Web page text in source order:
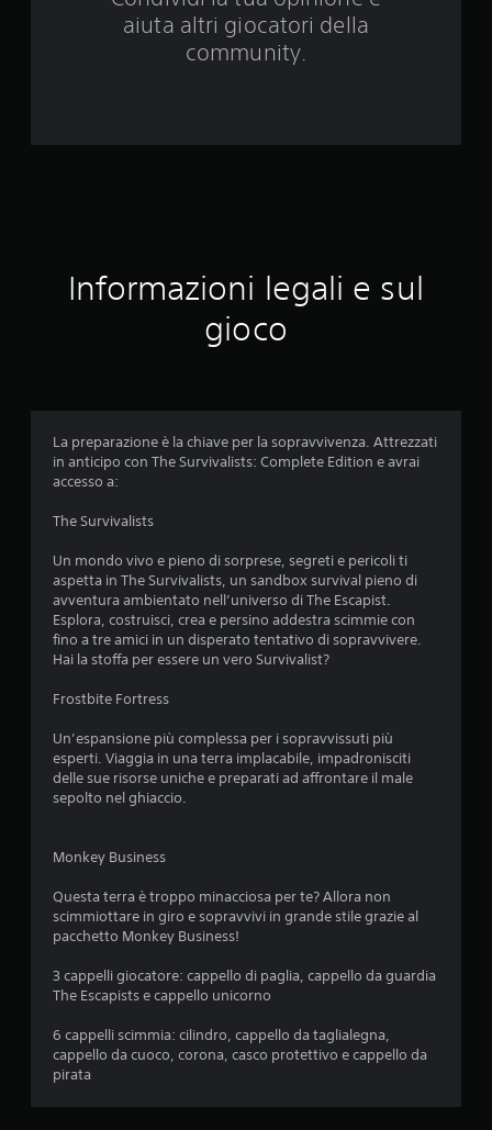
l
a
z
n
i
aiuta altri giocatori della
community.
Informazioni legali e sul
gioco
La preparazione è la chiave per la sopravvivenza. Attrezzati
in anticipo con The Survivalists: Complete Edition e avrai
accesso a:
The Survivalists
Un mondo vivo e pieno di sorprese, segreti e pericoli ti
aspetta in The Survivalists, un sandbox survival pieno di
avventura ambientato nell’universo di The Escapist.
Esplora, costruisci, crea e persino addestra scimmie con
fino a tre amici in un disperato tentativo di sopravvivere.
Hai la stoffa per essere un vero Survivalist?
Frostbite Fortress
Un’espansione più complessa per i sopravvissuti più
esperti. Viaggia in una terra implacabile, impadronisciti
delle sue risorse uniche e preparati ad affrontare il male
sepolto nel ghiaccio.
Monkey Business
Questa terra è troppo minacciosa per te? Allora non
scimmiottare in giro e sopravvivi in grande stile grazie al
pacchetto Monkey Business!
3 cappelli giocatore: cappello di paglia, cappello da guardia
The Escapists e cappello unicorno
6 cappelli scimmia: cilindro, cappello da taglialegna,
cappello da cuoco, corona, casco protettivo e cappello da
pirata